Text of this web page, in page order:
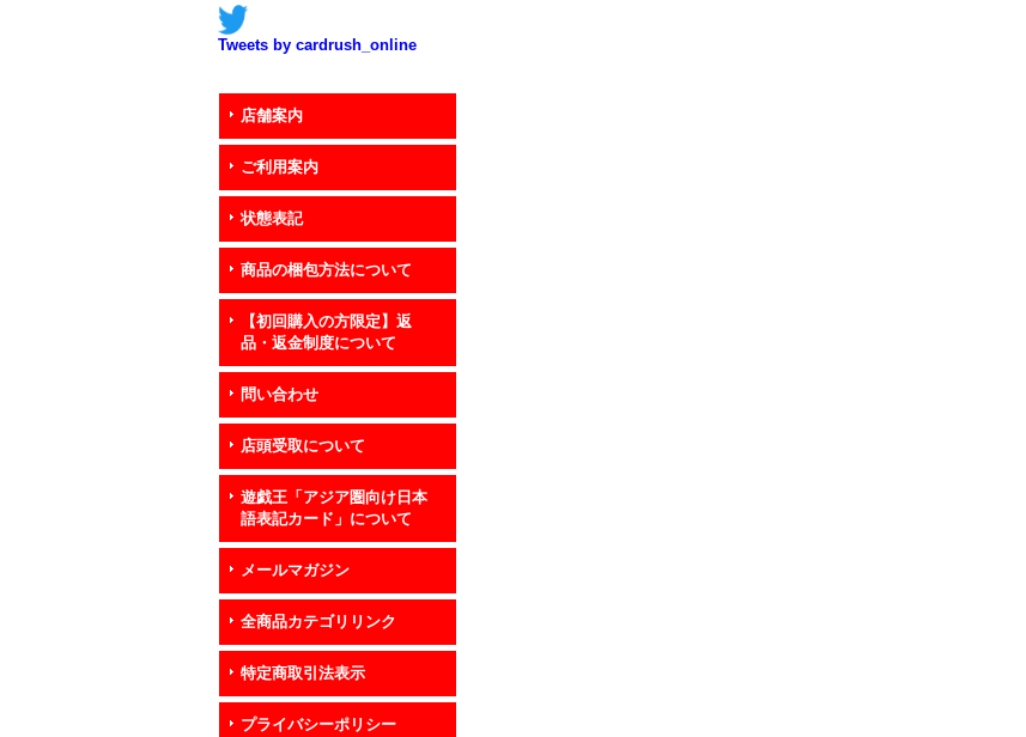
Tweets by cardrush_online
店舗案内
ご利用案内
状態表記
商品の梱包方法について
【初回購入の方限定】返
品・返金制度について
問い合わせ
店頭受取について
遊戯王「アジア圏向け日本
語表記カード」について
メールマガジン
全商品カテゴリリンク
特定商取引法表示
プライバシーポリシー